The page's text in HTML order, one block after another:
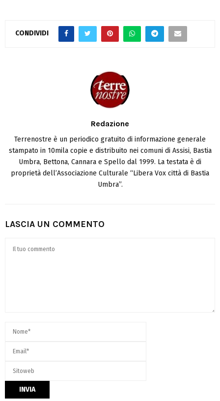
CONDIVIDI
Redazione
Terrenostre è un periodico gratuito di informazione generale
stampato in 10mila copie e distribuito nei comuni di Assisi, Bastia
Umbra, Bettona, Cannara e Spello dal 1999. La testata è di
proprietà dell’Associazione Culturale “Libera Vox città di Bastia
Umbra”.
LASCIA UN COMMENTO